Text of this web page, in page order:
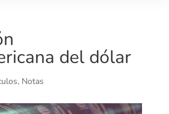
del dólar
, Notas